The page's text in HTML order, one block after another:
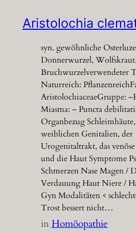
Aristolochia
syn. gewöhnliche
Donnerwurzel,
Bruchwurzelverwendeter
Naturreich:
AristolochiaceaeGruppe:
Miasma: – Puncta
Organbezug
weiblichen Genitalien, der
Urogenitaltrakt, das
und die Haut Symptome
Schmerzen Nase Magen /
Verdauung Haut Niere /
Gyn Modalitäten <
Trost bessert nicht…
inHomöopathie